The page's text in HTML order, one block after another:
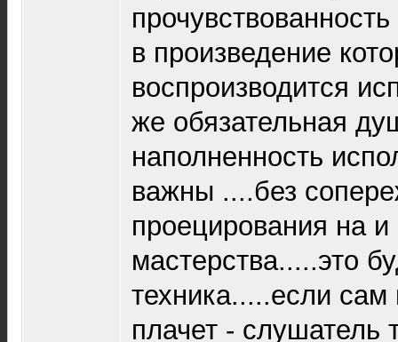
в произведение
воспроизводится
же обязательная
наполненность
важны ....без
проецирования на и
мастерства.....это
техника.....если сам
плачет - слушатель